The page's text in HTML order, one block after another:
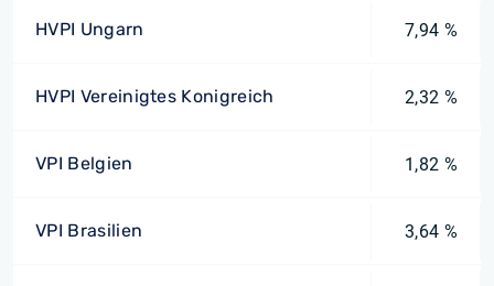
HVPI Ungarn 7,94 %
HVPI Vereinigtes Konigreich 2,32 %
VPI Belgien 1,82 %
VPI Brasilien 3,64 %